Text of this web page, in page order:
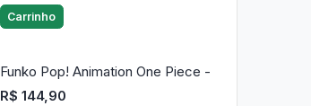
Carrinho
Funko Pop! Animation One Piece -
R$ 144,90